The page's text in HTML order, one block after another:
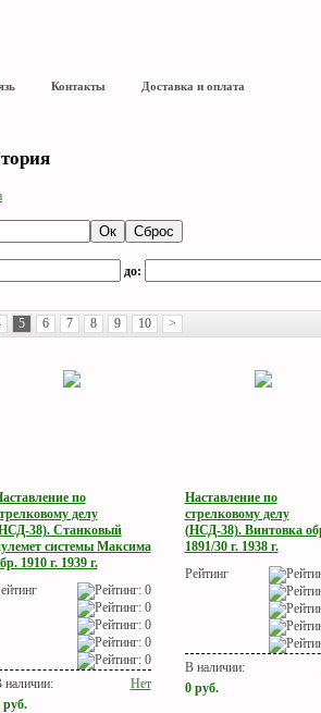
Контакты Доставка и оплата
до:
5 6 7 8 9 10 >
по
делу
38). Станковый
системы Максима
1910 г. 1939 г.
наличии:
Нет
руб.
Наставление по
стрелковому делу
(НСД-38). Винтовка
1891/30 г. 1938 г.
Рейтинг
В наличии:
0 руб.